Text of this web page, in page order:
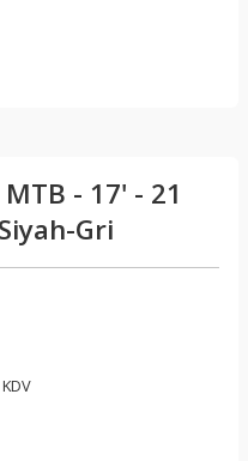
- 17' - 21
Gri